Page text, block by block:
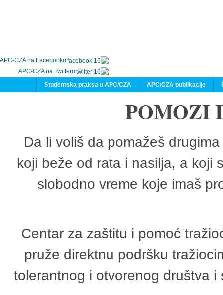
APC-CZA na Facebooku
APC-CZA na Twitteru
APC/CZA publikacije
Studentska praksa u APC/CZA
POMOZI
Da li voliš da pomažeš
koji beže od rata i nasilja, a koji
slobodno vreme koje imaš
Centar za zaštitu i pomoć
pruže direktnu podršku
tolerantnog i otvorenog društva